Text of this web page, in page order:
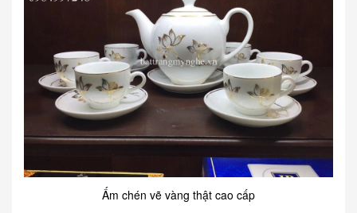
Ấm chén vẽ vàng thật cao cấp